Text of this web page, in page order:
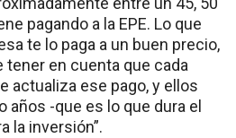
pagando a la EPE. Lo que
te lo paga a un buen precio,
tener en cuenta que cada
actualiza ese pago, y ellos
años -que es lo que dura el
la inversión”.